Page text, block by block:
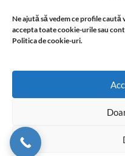
Ne ajută să vedem ce profile
accepta toate cookie-urile sau
Politica de cookie-uri.